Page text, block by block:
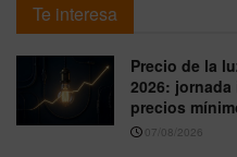
Te interesa
Precio de la
2026: jornada
precios
07/08/2026